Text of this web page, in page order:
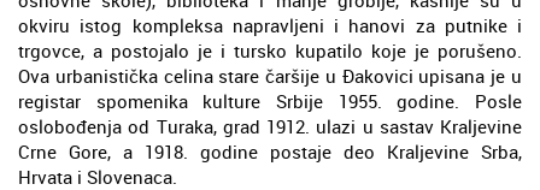
okviru istog kompleksa napravljeni i hanovi za putnike i
trgovce, a postojalo je i tursko kupatilo koje je porušeno.
Ova urbanistička celina stare čaršije u Đakovici upisana je u
registar spomenika kulture Srbije 1955. godine. Posle
oslobođenja od Turaka, grad 1912. ulazi u sastav Kraljevine
Crne Gore, a 1918. godine postaje deo Kraljevine Srba,
Hrvata i Slovenaca.